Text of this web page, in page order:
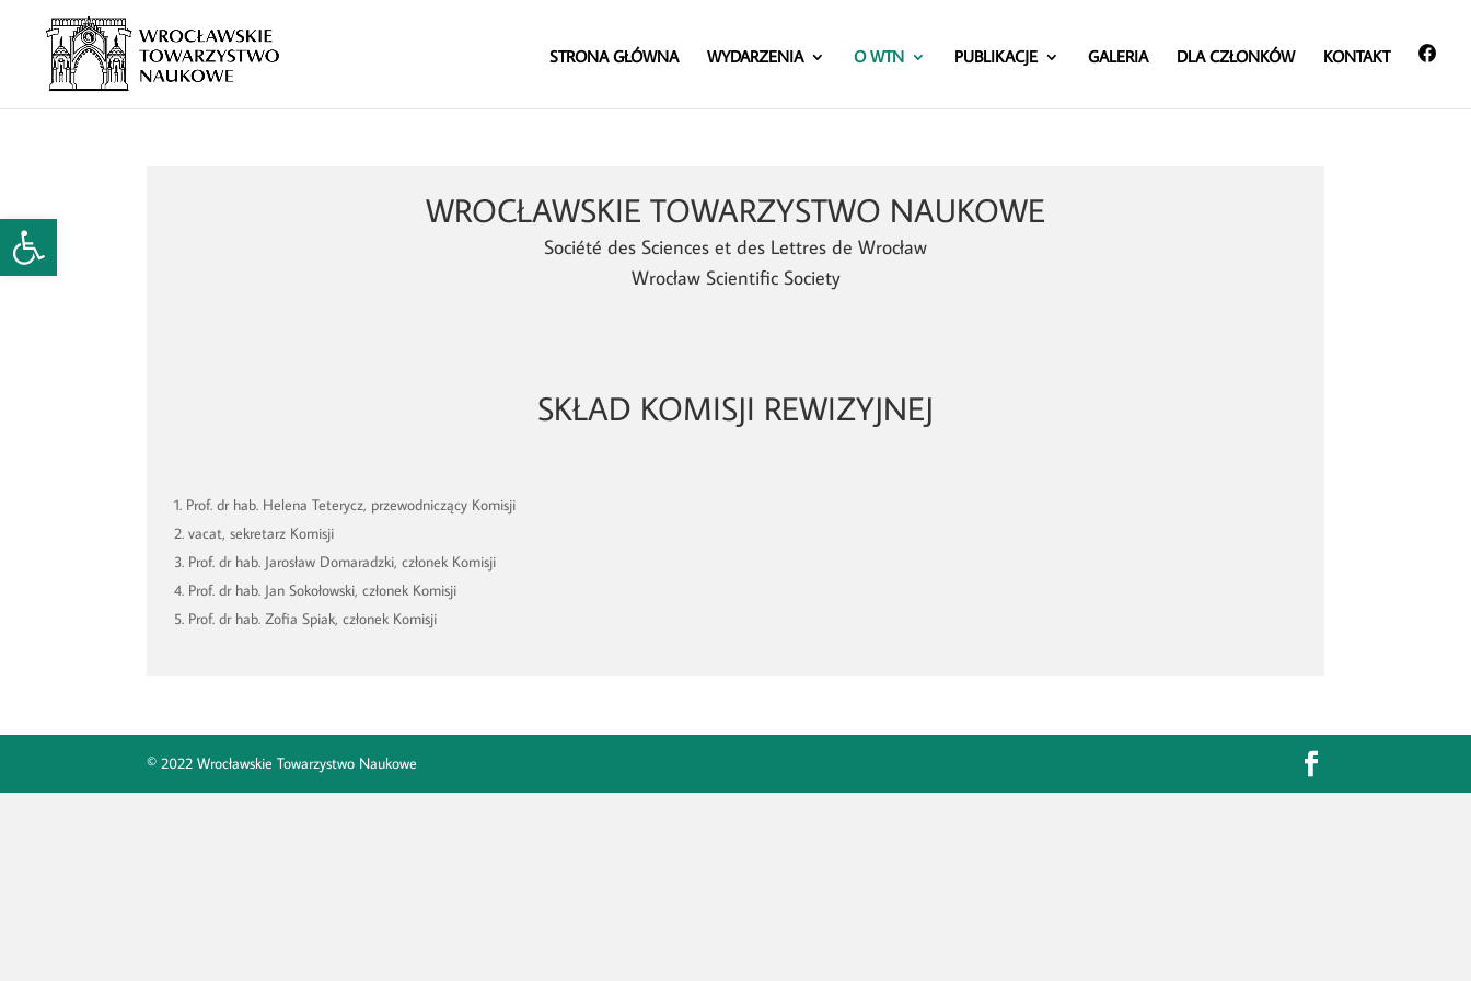
Open toolbar
STRONA GŁÓWNA WYDARZENIA O WTN PUBLIKACJE GALERIA DLA CZŁONKÓW KONTAKT
WROCŁAWSKIE TOWARZYSTWO NAUKOWE
Société des Sciences et des Lettres de Wrocław
Wrocław Scientific Society
SKŁAD KOMISJI REWIZYJNEJ
Prof. dr hab. Helena Teterycz, przewodniczący Komisji
vacat, sekretarz Komisji
Prof. dr hab. Jarosław Domaradzki, członek Komisji
Prof. dr hab. Jan Sokołowski, członek Komisji
Prof. dr hab. Zofia Spiak, członek Komisji
© 2022 Wrocławskie Towarzystwo Naukowe